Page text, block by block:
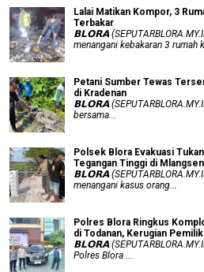
Lalai Matikan Kompor, 3
Terbakar
𝗕𝗟𝗢𝗥𝗔
menangani kebakaran 3 rumah
Petani Sumber Tewas
di Kradenan
𝗕𝗟𝗢𝗥𝗔
bersama...
Polsek Blora Evakuasi
Tegangan Tinggi di Mlangsen
𝗕𝗟𝗢𝗥𝗔
menangani kasus orang...
Polres Blora Ringkus
di Todanan, Kerugian
𝗕𝗟𝗢𝗥𝗔
Polres Blora ...